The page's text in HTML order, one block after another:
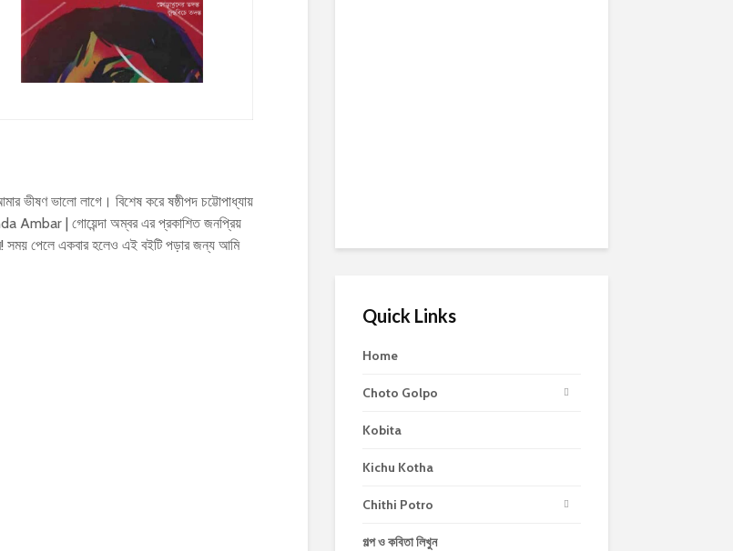
ভালো লাগে। বিশেষ করে ষষ্ঠীপদ চট্টোপাধ্যায়
Ambar | গোয়েন্দা অম্বর এর প্রকাশিত জনপ্রিয়
সময় পেলে একবার হলেও এই বইটি পড়ার জন্য আমি
Quick Links
Home
Choto Golpo
Kobita
Kichu Kotha
Chithi Potro
গল্প ও কবিতা লিখুন